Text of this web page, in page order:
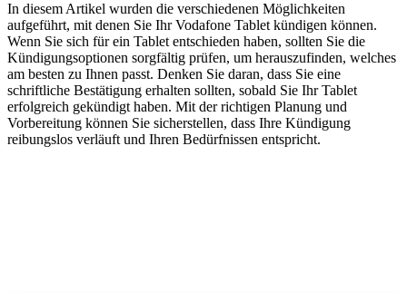
In diesem Artikel wurden die verschiedenen Möglichkeiten
aufgeführt, mit denen Sie Ihr Vodafone Tablet kündigen können.
Wenn Sie sich für ein Tablet entschieden haben, sollten Sie die
Kündigungsoptionen sorgfältig prüfen, um herauszufinden, welches
am besten zu Ihnen passt. Denken Sie daran, dass Sie eine
schriftliche Bestätigung erhalten sollten, sobald Sie Ihr Tablet
erfolgreich gekündigt haben. Mit der richtigen Planung und
Vorbereitung können Sie sicherstellen, dass Ihre Kündigung
reibungslos verläuft und Ihren Bedürfnissen entspricht.